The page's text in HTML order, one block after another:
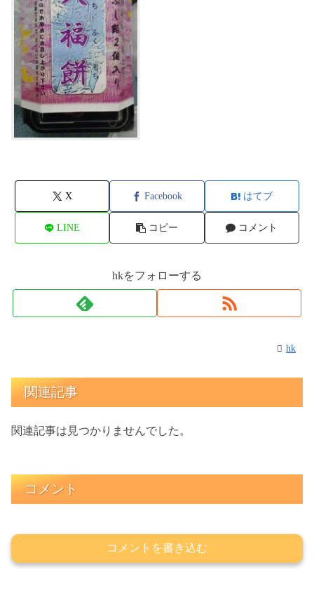
X Facebook はてブ
LINE コピー コメント
hkをフォローする
hk
関連記事
関連記事は見つかりませんでした。
コメント
コメントを書き込む